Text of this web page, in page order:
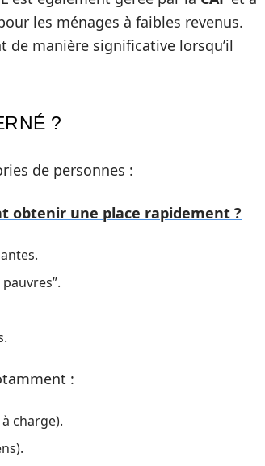
les ménages à faibles revenus.
de manière significative lorsqu’il
?
de personnes :
obtenir une place rapidement ?
:
charge).